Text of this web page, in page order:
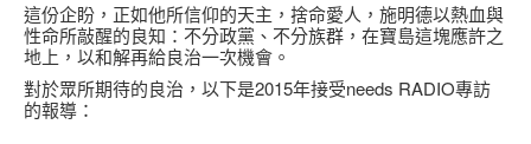
這份企盼，正如他所信仰的天主，捨命愛人，施明德以熱血與
性命所敲醒的良知：不分政黨、不分族群，在寶島這塊應許之
地上，以和解再給良治一次機會。
對於眾所期待的良治，以下是2015年接受needs RADIO專訪
的報導：